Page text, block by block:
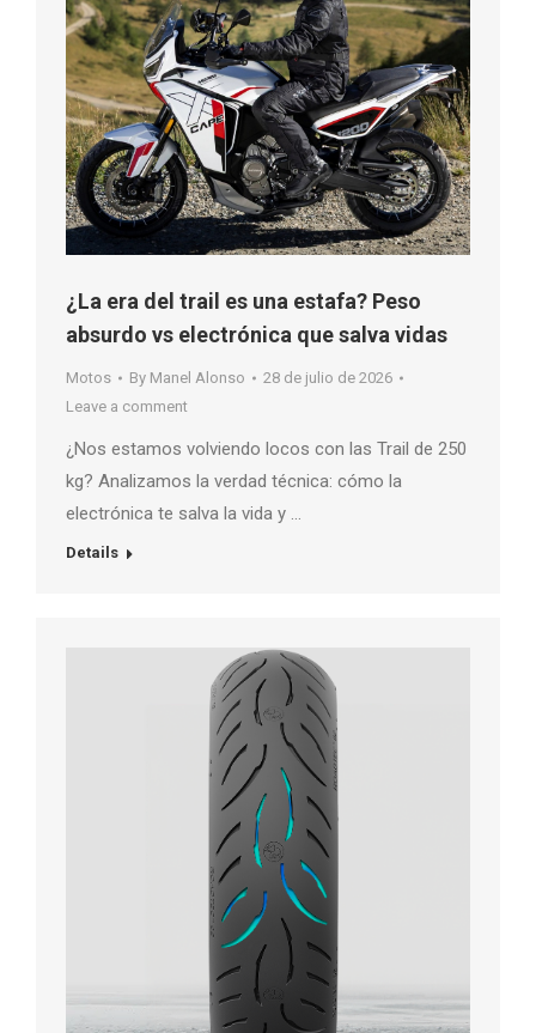
¿La era del trail es una estafa? Peso
absurdo vs electrónica que salva vidas
Motos By Manel Alonso
28 de julio de 2026
Leave a comment
¿Nos estamos volviendo locos con las Trail de 250
kg? Analizamos la verdad técnica: cómo la
electrónica te salva la vida y …
Details